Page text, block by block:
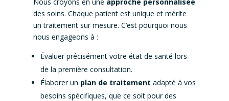
des soins. Chaque patient est unique et mérite
un traitement sur mesure. C’est pourquoi nous
nous engageons à :
Évaluer précisément votre état de santé lors
de la première consultation.
Élaborer un plan de traitement adapté à vos
besoins spécifiques, que ce soit pour des